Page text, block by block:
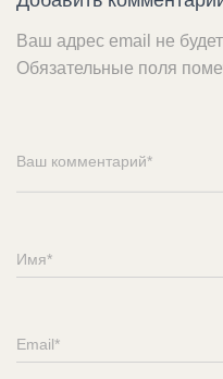
Ваш адрес email не
Обязательные поля